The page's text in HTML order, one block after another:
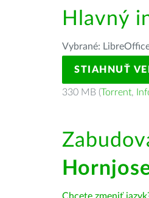
Hlavný
Vybrané:
STIAHNUŤ
330 MB (Torrent,